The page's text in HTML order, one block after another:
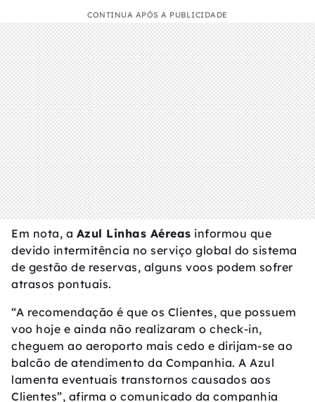
CONTINUA APÓS A PUBLICIDADE
Em nota, a Azul Linhas Aéreas informou que
devido intermitência no serviço global do sistema
de gestão de reservas, alguns voos podem sofrer
atrasos pontuais.
“A recomendação é que os Clientes, que possuem
voo hoje e ainda não realizaram o check-in,
cheguem ao aeroporto mais cedo e dirijam-se ao
balcão de atendimento da Companhia. A Azul
lamenta eventuais transtornos causados aos
Clientes”, afirma o comunicado da companhia